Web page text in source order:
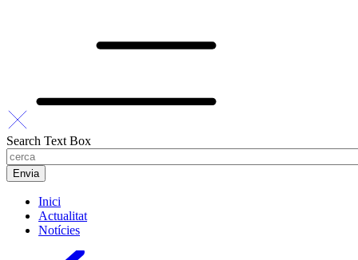
Search Text Box
Inici
Actualitat
Notícies